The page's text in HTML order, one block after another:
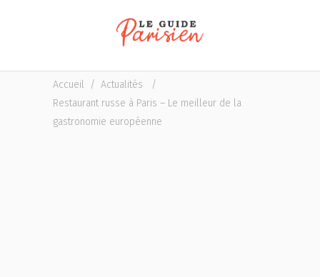
Accueil / Actualités
/
Restaurant russe à Paris – Le meilleur de la
gastronomie européenne